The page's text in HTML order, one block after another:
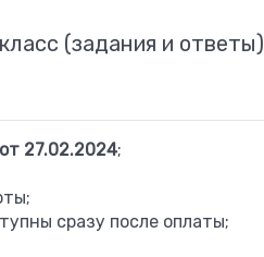
(задания и ответы)
от 27.02.2024;
сразу после оплаты;